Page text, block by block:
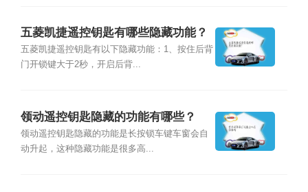
五菱凯捷遥控钥匙有哪些隐藏功能？
五菱凯捷遥控钥匙有以下隐藏功能：1、按住后背
门开锁键大于2秒，开启后背...
领动遥控钥匙隐藏的功能有哪些？
领动遥控钥匙隐藏的功能是长按锁车键车窗会自
动升起，这种隐藏功能是很多高...